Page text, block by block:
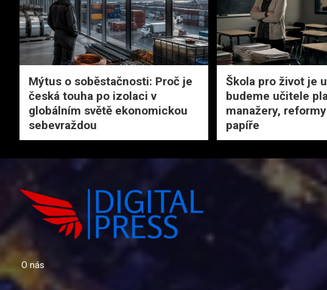
Mýtus o soběstačnosti: Proč je
česká touha po izolaci v
globálním světě ekonomickou
sebevraždou
Škola pro život je
budeme učitele
manažery,
papíře
O nás